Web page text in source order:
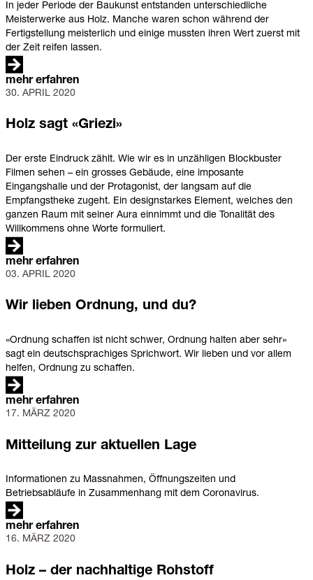
Luxus
In jeder Periode der Baukunst entstanden unterschiedliche
Meisterwerke aus Holz. Manche waren schon während der
Fertigstellung meisterlich und einige mussten ihren Wert zuerst mit
der Zeit reifen lassen.
mehr erfahren
Holz
«Griezi»
30. APRIL 2020
Holz sagt «Griezi»
Der erste Eindruck zählt. Wie wir es in unzähligen Blockbuster
Filmen sehen – ein grosses Gebäude, eine imposante
Eingangshalle und der Protagonist, der langsam auf die
Empfangstheke zugeht. Ein designstarkes Element, welches den
ganzen Raum mit seiner Aura einnimmt und die Tonalität des
Willkommens ohne Worte formuliert.
mehr erfahren
Wir
Ordnung,
03. APRIL 2020
Wir lieben Ordnung, und du?
«Ordnung schaffen ist nicht schwer, Ordnung halten aber sehr»
sagt ein deutschsprachiges Sprichwort. Wir lieben und vor allem
helfen, Ordnung zu schaffen.
mehr erfahren
Mitteilung
aktuellen
17. MÄRZ 2020
Mitteilung zur aktuellen Lage
Informationen zu Massnahmen, Öffnungszeiten und
Betriebsabläufe in Zusammenhang mit dem Coronavirus.
mehr erfahren
Holz
der
16. MÄRZ 2020
Holz – der nachhaltige Rohstoff